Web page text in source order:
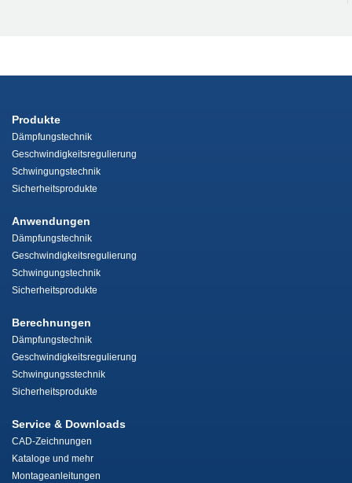
Produkte
Dämpfungstechnik
Geschwindigkeitsregulierung
Schwingungstechnik
Sicherheitsprodukte
Anwendungen
Dämpfungstechnik
Geschwindigkeitsregulierung
Schwingungstechnik
Sicherheitsprodukte
Berechnungen
Dämpfungstechnik
Geschwindigkeitsregulierung
Schwingungsstechnik
Sicherheitsprodukte
Service & Downloads
CAD-Zeichnungen
Kataloge und mehr
Montageanleitungen